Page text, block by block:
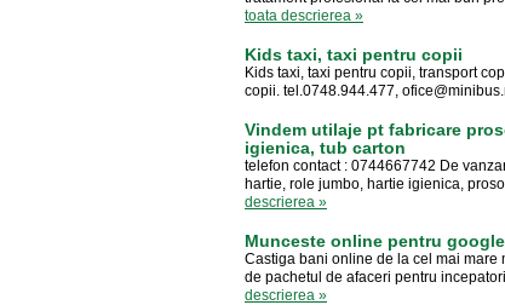
toata descrierea »
Kids taxi, taxi pentru copii
Kids taxi, taxi pentru copii, transport
copii. tel.0748.944.477,
Vindem utilaje pt fabricare
igienica, tub carton
telefon contact : 0744667742 De
hartie, role jumbo, hartie igienica,
descrierea »
Munceste online pentru google
Castiga bani online de la cel mai mare
de pachetul de afaceri pentru
descrierea »